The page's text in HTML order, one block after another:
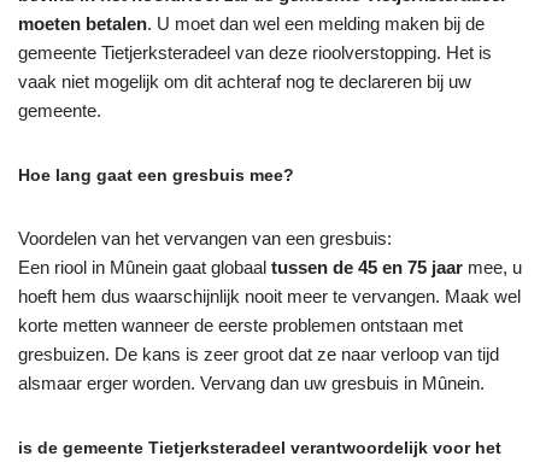
moeten betalen. U moet dan wel een melding maken bij de
gemeente Tietjerksteradeel van deze rioolverstopping. Het is
vaak niet mogelijk om dit achteraf nog te declareren bij uw
gemeente.
Hoe lang gaat een gresbuis mee?
Voordelen van het vervangen van een gresbuis:
Een riool in Mûnein gaat globaal tussen de 45 en 75 jaar mee, u
hoeft hem dus waarschijnlijk nooit meer te vervangen. Maak wel
korte metten wanneer de eerste problemen ontstaan met
gresbuizen. De kans is zeer groot dat ze naar verloop van tijd
alsmaar erger worden. Vervang dan uw gresbuis in Mûnein.
is de gemeente Tietjerksteradeel verantwoordelijk voor het